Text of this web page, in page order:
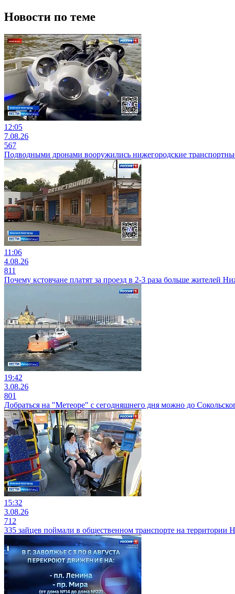
Новости по теме
12:05
7.08.26
567
Подводными дронами вооружились нижегородские
11:06
4.08.26
811
Почему кстовчане платят за проезд в 2-3 раза больше жителей
19:42
3.08.26
801
Добраться на "Метеоре" с сегодняшнего дня можно до
15:32
3.08.26
712
335 зайцев поймали в общественном транспорте на территории